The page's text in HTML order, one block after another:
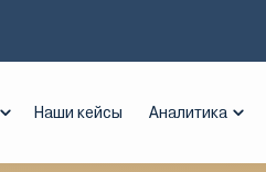
Наши кейсы Аналитика